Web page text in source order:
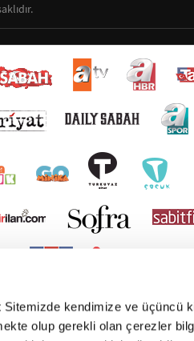
kendimize ve üçüncü
olup gerekli olan çerezler